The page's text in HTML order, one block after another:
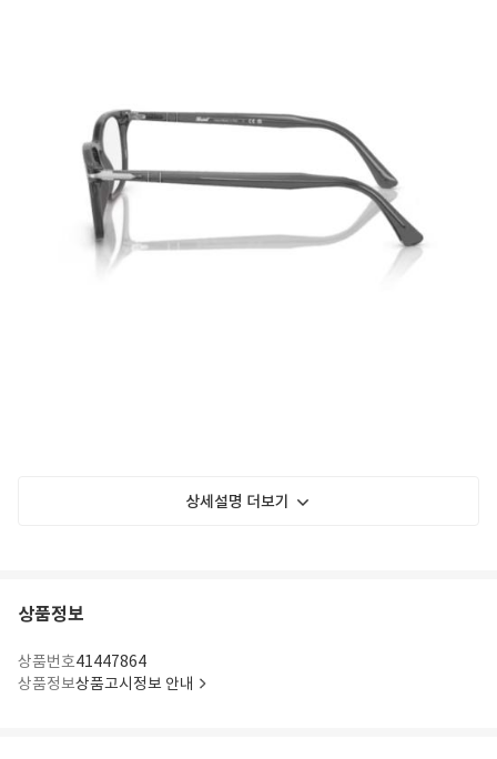
상세설명 더보기
상품정보
상품번호41447864
상품정보상품고시정보 안내